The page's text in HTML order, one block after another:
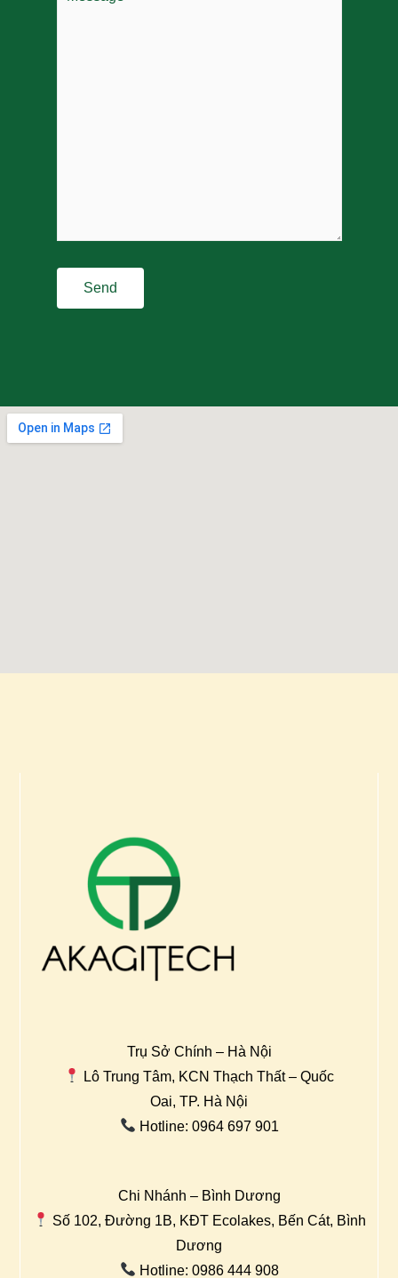
Trụ Sở Chính – Hà Nội
Lô Trung Tâm, KCN Thạch Thất – Quốc
Oai, TP. Hà Nội
Hotline: 0964 697 901
Chi Nhánh – Bình Dương
Số 102, Đường 1B, KĐT Ecolakes, Bến Cát, Bình
Dương
Hotline: 0986 444 908